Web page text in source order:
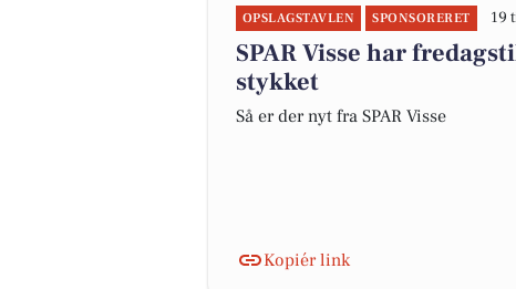
OPSLAGSTAVLEN SPONSORERET 19
SPAR Visse har
stykket
Så er der nyt fra SPAR Visse
Kopiér link